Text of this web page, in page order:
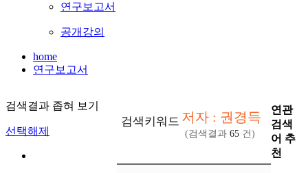
연구보고서
공개강의
home
연구보고서
검색결과 좁혀 보기
선택해제
검색키워드 저자 : 권경득
(검색결과 65 건)
연관
검색
어 추
천